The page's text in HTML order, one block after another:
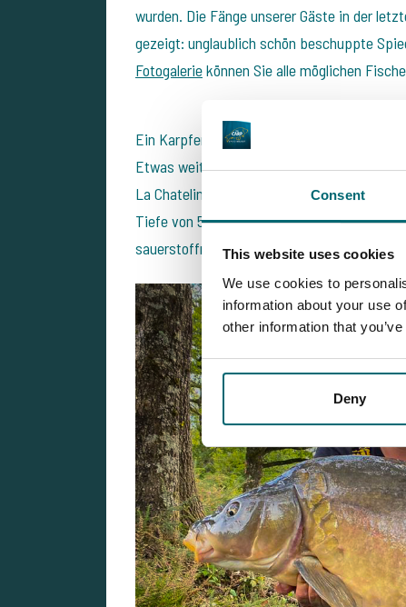
Consent
This website uses cookies
We use cookies to
information about your use
other information that
Deny
wurden. Die Fänge unserer Gäste in der
gezeigt: unglaublich schön beschuppte
Fotogaleriekönnen Sie alle möglichen
Ein Karpfenangelurlaub am
Etwas weiter entfernt vom See wird sogar
La Chateline in vielen Supermärkten der
Tiefe von 5 bis 6 Metern und wird von dem
sauerstoffreichem Wasser gespeist.